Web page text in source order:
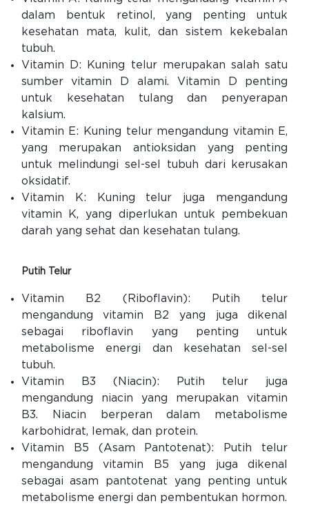
dalam bentuk retinol, yang penting untuk
kesehatan mata, kulit, dan sistem kekebalan
tubuh.
Vitamin D: Kuning telur merupakan salah satu
sumber vitamin D alami. Vitamin D penting
untuk kesehatan tulang dan penyerapan
kalsium.
Vitamin E: Kuning telur mengandung vitamin E,
yang merupakan antioksidan yang penting
untuk melindungi sel-sel tubuh dari kerusakan
oksidatif.
Vitamin K: Kuning telur juga mengandung
vitamin K, yang diperlukan untuk pembekuan
darah yang sehat dan kesehatan tulang.
Putih Telur
Vitamin B2 (Riboflavin): Putih telur
mengandung vitamin B2 yang juga dikenal
sebagai riboflavin yang penting untuk
metabolisme energi dan kesehatan sel-sel
tubuh.
Vitamin B3 (Niacin): Putih telur juga
mengandung niacin yang merupakan vitamin
B3. Niacin berperan dalam metabolisme
karbohidrat, lemak, dan protein.
Vitamin B5 (Asam Pantotenat): Putih telur
mengandung vitamin B5 yang juga dikenal
sebagai asam pantotenat yang penting untuk
metabolisme energi dan pembentukan hormon.